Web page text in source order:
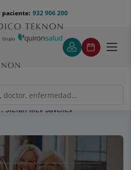
932 906 200
paciente:
Stefan Iliev Savchev